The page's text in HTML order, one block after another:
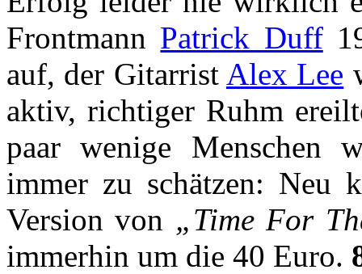
Frontmann Patrick Duff
auf, der Gitarrist Alex Lee
aktiv, richtiger Ruhm
paar wenige Menschen
immer zu schätzen: Neu
Version von „Time For
immerhin um die 40 Euro.